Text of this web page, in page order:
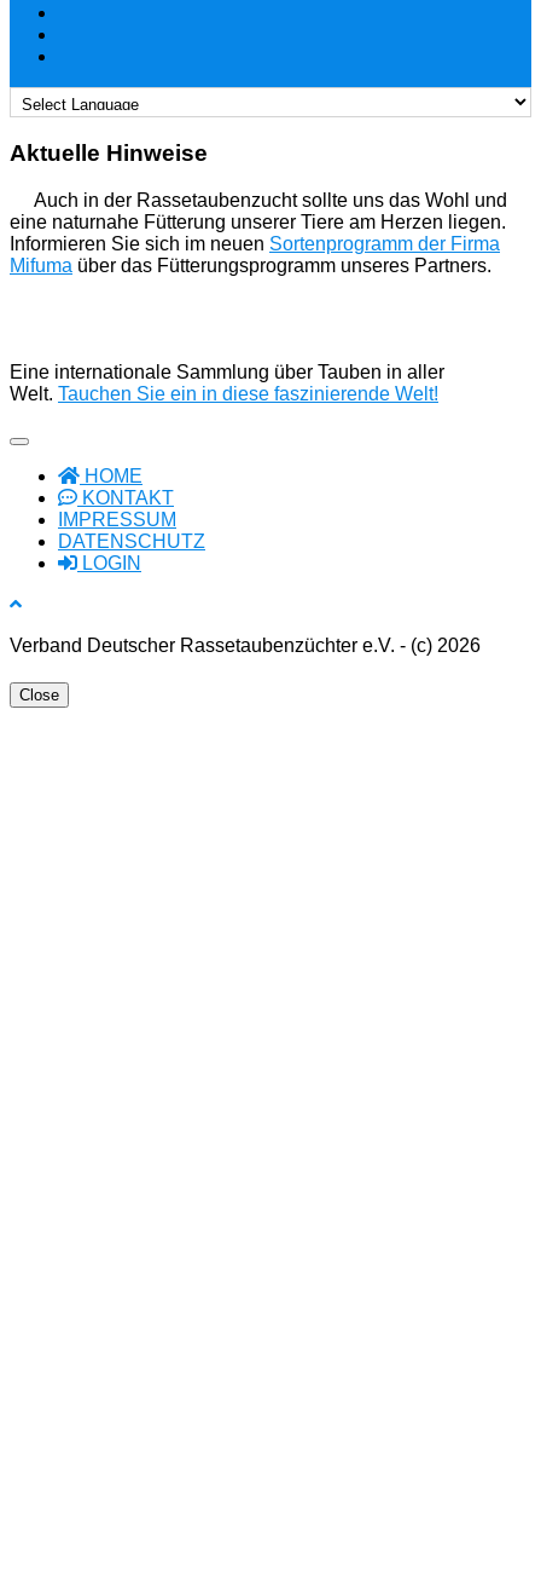
Aktuelle Hinweise
Auch in der Rassetaubenzucht sollte uns das Wohl und
eine naturnahe Fütterung unserer Tiere am Herzen liegen.
Informieren Sie sich im neuen Sortenprogramm der Firma
Mifuma über das Fütterungsprogramm unseres Partners.
Eine internationale Sammlung über Tauben in aller
Welt. Tauchen Sie ein in diese faszinierende Welt!
HOME
KONTAKT
IMPRESSUM
DATENSCHUTZ
LOGIN
Verband Deutscher Rassetaubenzüchter e.V. - (c) 2026
Close